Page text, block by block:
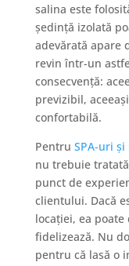
salina este
ședință izolată
adevărată apare
revin într-un
consecvență:
previzibil,
confortabilă.
Pentru SPA-uri
nu trebuie
punct de
clientului. Dacă
locației, ea
fidelizează. Nu
pentru că lasă o